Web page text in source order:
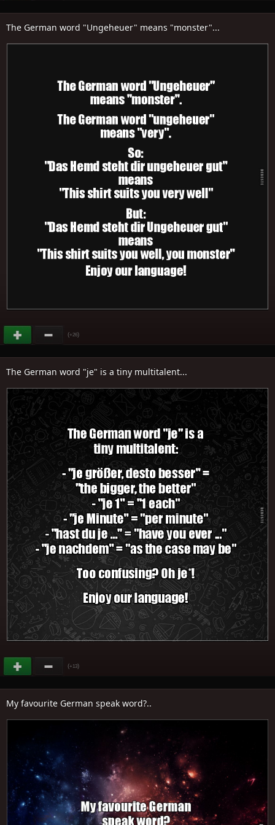
The German word "Ungeheuer" means "monster"...
(+26)
The German word "je" is a tiny multitalent...
(+13)
My favourite German speak word?..